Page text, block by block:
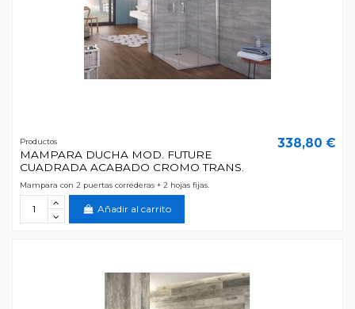
Productos
MAMPARA DUCHA MOD. FUTURE
CUADRADA ACABADO CROMO TRANS.
338,80 €
Mampara con 2 puertas correderas + 2 hojas fijas.
Añadir al carrito